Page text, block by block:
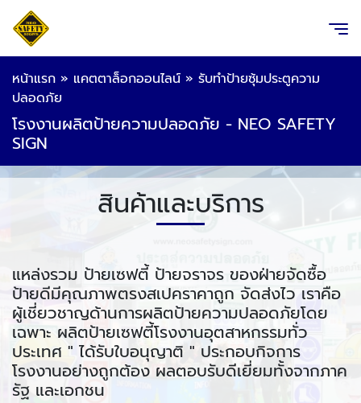
หน้าแรก » แคตตาล็อกออนไลน์ » รับทำป้ายซุ้มประตูความ
ปลอดภัย
โรงงานผลิตป้ายความปลอดภัย - NEO SAFETY
SIGN
สินค้าและบริการ
แหล่งรวม ป้ายเซฟตี้ ป้ายจราจร ของฝ่ายจัดซื้อ
ป้ายดีมีคุณภาพตรงสเปคราคาถูก จัดส่งไว เราคือ
ผู้เชี่ยวชาญด้านการผลิตป้ายความปลอดภัยโดย
เฉพาะ ผลิตป้ายเซฟตี้โรงงานอุตสาหกรรมทั่ว
ประเทศ " ได้รับใบอนุญาติ " ประกอบกิจการ
โรงงานอย่างถูกต้อง ผลตอบรับดีเยี่ยมทั้งจากภาค
รัฐ และเอกชน